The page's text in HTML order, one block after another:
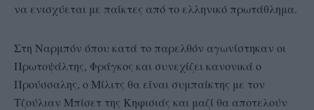
να ενισχύεται με παίκτες από το ελληνικό πρωτάθλημα.
Στη Ναρμπόν όπου κατά το παρελθόν αγωνίστηκαν οι
Πρωτοψάλτης, Φράγκος και συνεχίζει κανονικά ο
Προύσσαλης, ο Μίλιτς θα είναι συμπαίκτης με τον
Τζούλιαν Μπίσετ της Κηφισιάς και μαζί θα αποτελούν